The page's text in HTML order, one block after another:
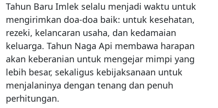
Tahun Baru Imlek selalu menjadi waktu untuk
mengirimkan doa-doa baik: untuk kesehatan,
rezeki, kelancaran usaha, dan kedamaian
keluarga. Tahun Naga Api membawa harapan
akan keberanian untuk mengejar mimpi yang
lebih besar, sekaligus kebijaksanaan untuk
menjalaninya dengan tenang dan penuh
perhitungan.